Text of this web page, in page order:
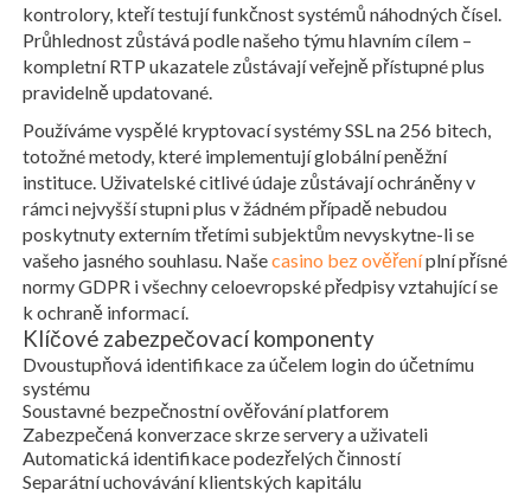
kontrolory, kteří testují funkčnost systémů náhodných čísel.
Průhlednost zůstává podle našeho týmu hlavním cílem –
kompletní RTP ukazatele zůstávají veřejně přístupné plus
pravidelně updatované.
Používáme vyspělé kryptovací systémy SSL na 256 bitech,
totožné metody, které implementují globální peněžní
instituce. Uživatelské citlivé údaje zůstávají ochráněny v
rámci nejvyšší stupni plus v žádném případě nebudou
poskytnuty externím třetími subjektům nevyskytne-li se
vašeho jasného souhlasu. Našecasino bez ověřeníplní přísné
normy GDPR i všechny celoevropské předpisy vztahující se
k ochraně informací.
Klíčové zabezpečovací komponenty
Dvoustupňová identifikace za účelem login do účetnímu
systému
Soustavné bezpečnostní ověřování platforem
Zabezpečená konverzace skrze servery a uživateli
Automatická identifikace podezřelých činností
Separátní uchovávání klientských kapitálu